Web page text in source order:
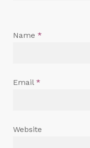
Name *
Email *
Website